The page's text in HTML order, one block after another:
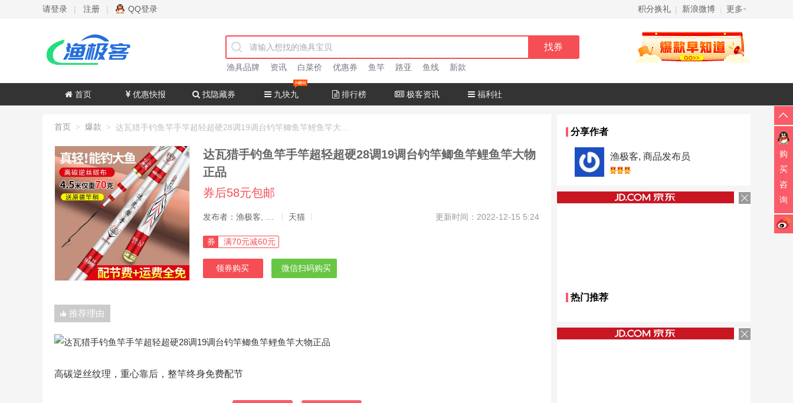
请登录 | 注册 | QQ登录 积分换礼 | 新浪微博 更多
渔具品牌 资讯 白菜价 优惠券 鱼竿 路亚 鱼线 新款
首页 优惠快报 找隐藏券 九块九 排行榜 极客资讯 福利社
首页 > 爆款 >
达瓦猎手钓鱼竿手竿超轻超硬28调19调台钓竿鲫鱼竿鲤鱼竿大物
正品
券后58元包邮
天猫 更新时间：2022-12-15 5:24
券 满70元减60元
领券购买 微信扫码购买
推荐理由
高碳逆丝纹理，重心靠后，整竿终身免费配节
分享作者
渔极客, 商品发布员
热门推荐
购
买
咨
询